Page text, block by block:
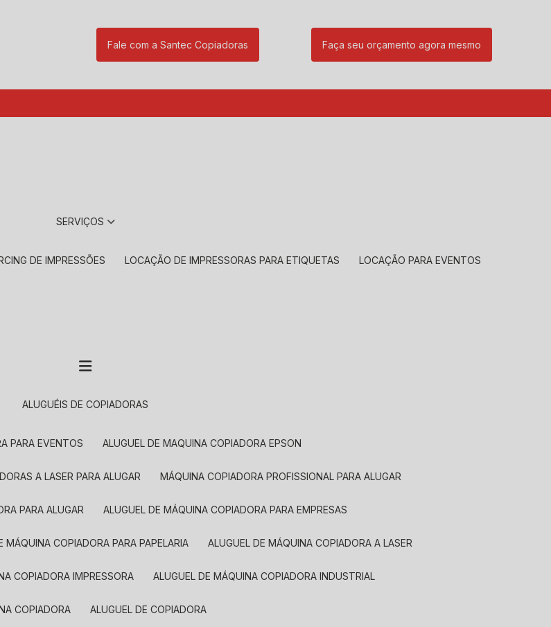
Fale com a Santec Copiadoras Faça seu orçamento agora mesmo
SERVIÇOS
DE IMPRESSÕES LOCAÇÃO DE IMPRESSORAS PARA ETIQUETAS LOCAÇÃO PARA EVENTOS
ALUGUÉIS DE COPIADORAS
PARA EVENTOS ALUGUEL DE MAQUINA COPIADORA EPSON
A LASER PARA ALUGAR MÁQUINA COPIADORA PROFISSIONAL PARA ALUGAR
PARA ALUGAR ALUGUEL DE MÁQUINA COPIADORA PARA EMPRESAS
MÁQUINA COPIADORA PARA PAPELARIA ALUGUEL DE MÁQUINA COPIADORA A LASER
COPIADORA IMPRESSORA ALUGUEL DE MÁQUINA COPIADORA INDUSTRIAL
COPIADORA ALUGUEL DE COPIADORA